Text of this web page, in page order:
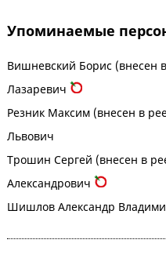
Упоминаемые
Вишневский Борис (внесен
Лазаревич
Резник Максим (внесен в реестр иностранных агентов)
Львович
Трошин Сергей (внесен в
Александрович
Шишлов Александр